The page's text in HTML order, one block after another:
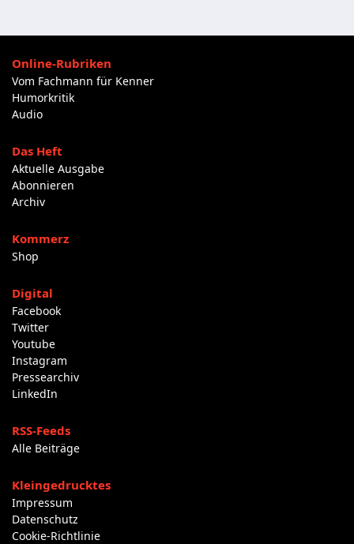
Online-Rubriken
Vom Fachmann für Kenner
Humorkritik
Audio
Das Heft
Aktuelle Ausgabe
Abonnieren
Archiv
Kommerz
Shop
Digital
Facebook
Twitter
Youtube
Instagram
Pressearchiv
LinkedIn
RSS-Feeds
Alle Beiträge
Kleingedrucktes
Impressum
Datenschutz
Cookie-Richtlinie